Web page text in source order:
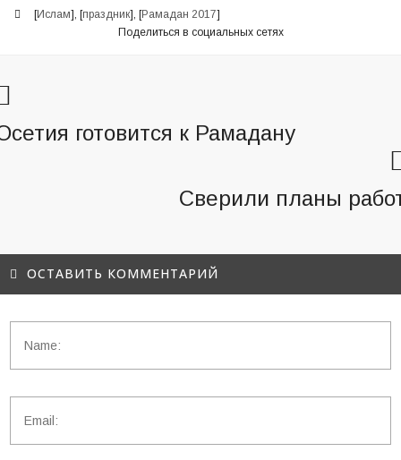
[Ислам], [праздник], [Рамадан 2017]
Поделиться в социальных сетях
готовится к Рамадану
Сверили планы
ОСТАВИТЬ КОММЕНТАРИЙ